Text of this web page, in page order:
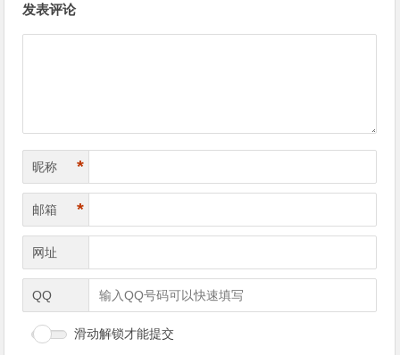
发表评论
昵称 *
邮箱 *
网址
QQ
滑动解锁才能提交